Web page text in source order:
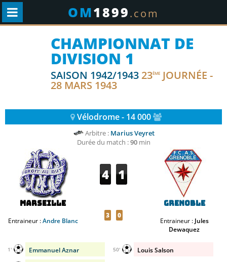
OM1899.com
CHAMPIONNAT DE
DIVISION 1
SAISON 1942/1943 23ÈME JOURNÉE -
28 MARS 1943
Vélodrome - 14 000
Arbitre : Marius Veyret
Durée du match :90min
Marseille
Entraineur :Andre Blanc
4 1
3 0
Grenoble
Entraineur : Jules
Dewaquez
Emmanuel Aznar
1' Louis Salson
50'